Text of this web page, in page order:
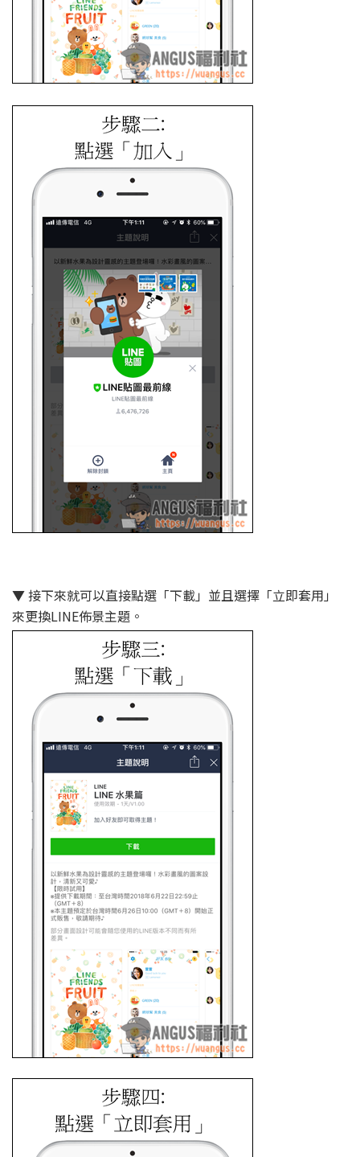
▼ 接下來就可以直接點選「下載」並且選擇「立即套用」
來更換LINE佈景主題。